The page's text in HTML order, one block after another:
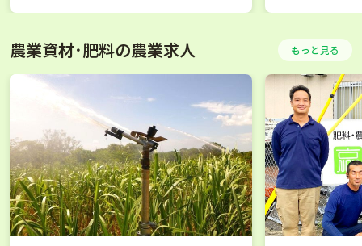
農業資材･肥料の農業求人 もっと見る